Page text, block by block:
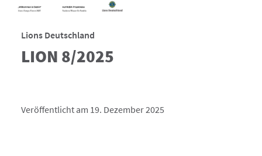
Lions Deutschland
LION 8/2025
Veröffentlicht am 19. Dezember 2025